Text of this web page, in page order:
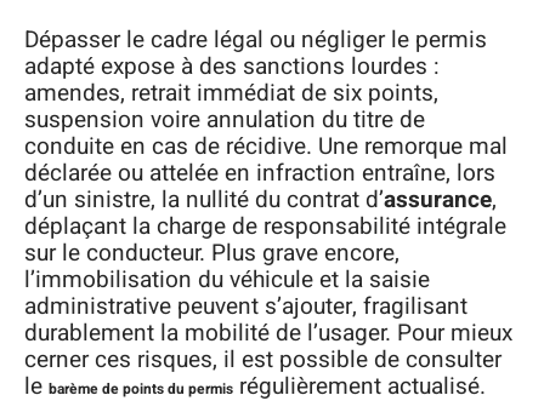
Dépasser le cadre légal ou négliger le permis
adapté expose à des sanctions lourdes :
amendes, retrait immédiat de six points,
suspension voire annulation du titre de
conduite en cas de récidive. Une remorque mal
déclarée ou attelée en infraction entraîne, lors
d’un sinistre, la nullité du contrat d’assurance,
déplaçant la charge de responsabilité intégrale
sur le conducteur. Plus grave encore,
l’immobilisation du véhicule et la saisie
administrative peuvent s’ajouter, fragilisant
durablement la mobilité de l’usager. Pour mieux
cerner ces risques, il est possible de consulter
le barème de points du permis régulièrement actualisé.